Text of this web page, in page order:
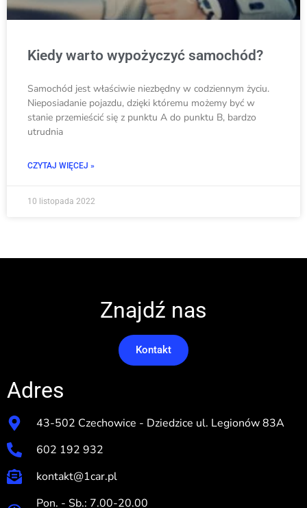
Kiedy warto wypożyczyć samochód?
Samochód jest właściwie niezbędny w codziennym życiu.
Nieposiadanie pojazdu, dzięki któremu możemy być w
stanie przemieścić się z punktu A do punktu B, bardzo
utrudnia
CZYTAJ WIĘCEJ »
10 listopada 2022
Znajdź nas
Kontakt
Adres
43-502 Czechowice - Dziedzice ul. Legionów 83A
602 192 932
kontakt@1car.pl
Pon. - Sb.: 7.00-20.00